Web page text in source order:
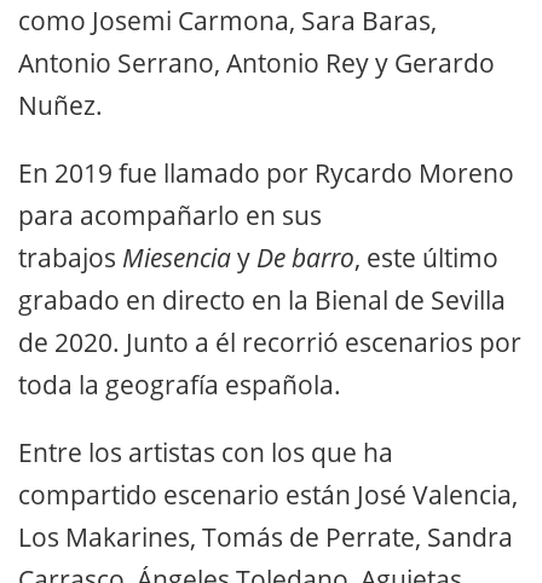
como Josemi Carmona, Sara Baras,
Antonio Serrano, Antonio Rey y Gerardo
Nuñez.
En 2019 fue llamado por Rycardo Moreno
para acompañarlo en sus
trabajos Miesenciay De barro, este último
grabado en directo en la Bienal de Sevilla
de 2020. Junto a él recorrió escenarios por
toda la geografía española.
Entre los artistas con los que ha
compartido escenario están José Valencia,
Los Makarines, Tomás de Perrate, Sandra